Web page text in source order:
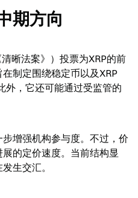
期方向
晰法案》）投票为XRP的前
制定围绕稳定币以及XRP
外，它还可能通过受监管的
增强机构参与度。不过，价
的定价速度。当前结构显
生交汇。